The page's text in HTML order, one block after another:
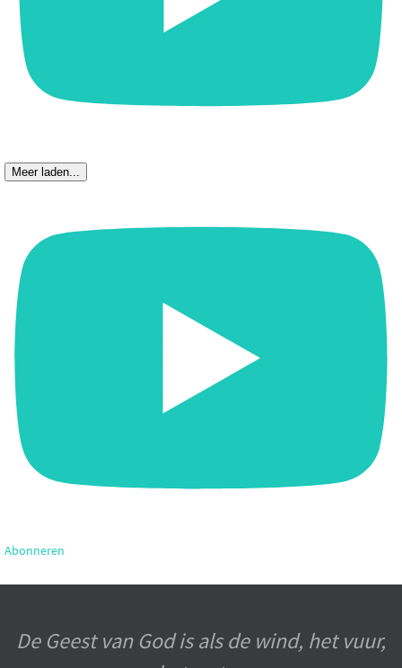
Meer laden...
Abonneren
De Geest van God is als de wind, het vuur,